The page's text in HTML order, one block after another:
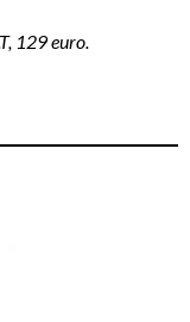
129 euro.